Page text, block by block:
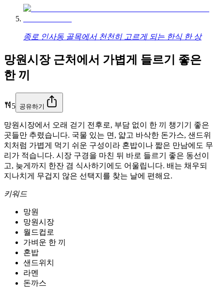
종로 인사동 골목에서 천천히 고르게 되는 한식 한 상
망원시장 근처에서 가볍게 들르기 좋은
한 끼
5 공유하기
망원시장에서 오래 걷기 전후로, 부담 없이 한 끼 챙기기 좋은
곳들만 추렸습니다. 국물 있는 면, 얇고 바삭한 돈가스, 샌드위
치처럼 가볍게 먹기 쉬운 구성이라 혼밥이나 짧은 만남에도 무
리가 적습니다. 시장 구경을 마친 뒤 바로 들르기 좋은 동선이
고, 늦게까지 한잔 겸 식사하기에도 어울립니다. 배는 채우되
지나치게 무겁지 않은 선택지를 찾는 날에 편해요.
키워드
망원
망원시장
월드컵로
가벼운 한 끼
혼밥
샌드위치
라멘
돈까스